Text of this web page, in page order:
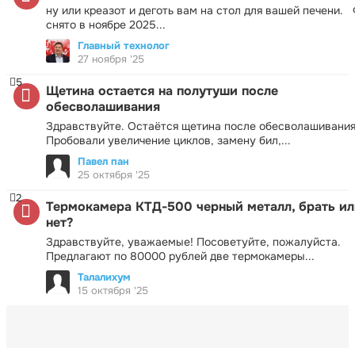
ну или креазот и деготь вам на стол для вашей печени.
снято в ноябре 2025...
Главный технолог
27 ноября '25
Щетина остается на полутуши после
обесволашивания
Здравствуйте. Остаётся щетина после
Пробовали увеличение циклов, замену бил,...
5
Павел пан
25 октября '25
Термокамера КТД-500 черный металл, брать
нет?
Здравствуйте, уважаемые! Посоветуйте, пожалуйста.
Предлагают по 80000 рублей две термокамеры...
2
Талалихум
15 октября '25